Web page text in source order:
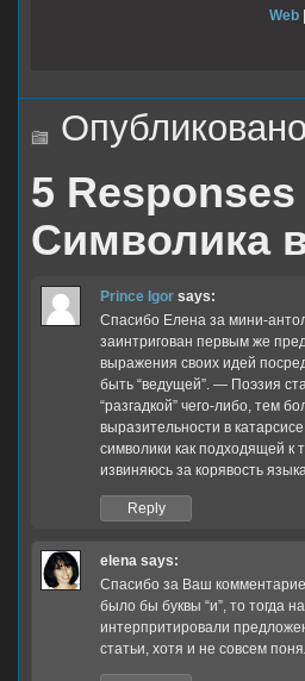
Web |
5
Символика
Prince Igor says:
Спасибо Елена за мини-
заинтригован первым же
выражения своих идей
быть “ведущей”. — Поэзия
“разгадкой” чего-либо, тем
выразительности в
символики как подходящей
извиняюсь за корявость
Reply
elena says:
Спасибо за Ваш
было бы буквы “и”, то тогда
интерпритировали
статьи, хотя и не совсем